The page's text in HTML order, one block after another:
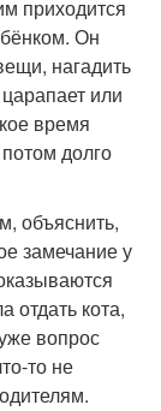
приходится
Он
нагадить
или
время
долго
объяснить,
замечание у
отдать кота,
вопрос
то не